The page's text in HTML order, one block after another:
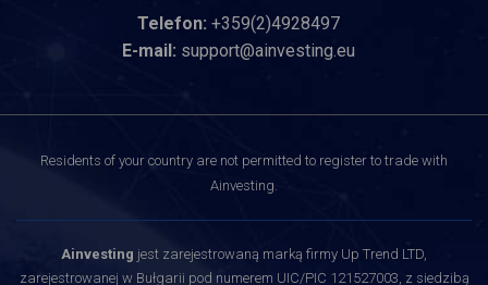
Telefon: +359(2)4928497
E-mail: support@ainvesting.eu
Residents of your country are not permitted to register to trade with
Ainvesting.
Ainvesting jest zarejestrowaną marką firmy Up Trend LTD,
zarejestrowanej w Bułgarii pod numerem UIC/PIC 121527003, z siedzibą